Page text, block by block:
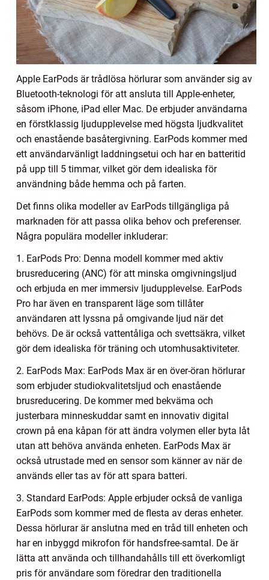
Apple EarPods är trådlösa hörlurar som använder sig av
Bluetooth-teknologi för att ansluta till Apple-enheter,
såsom iPhone, iPad eller Mac. De erbjuder användarna
en förstklassig ljudupplevelse med högsta ljudkvalitet
och enastående basåtergivning. EarPods kommer med
ett användarvänligt laddningsetui och har en batteritid
på upp till 5 timmar, vilket gör dem idealiska för
användning både hemma och på farten.
Det finns olika modeller av EarPods tillgängliga på
marknaden för att passa olika behov och preferenser.
Några populära modeller inkluderar:
1. EarPods Pro: Denna modell kommer med aktiv
brusreducering (ANC) för att minska omgivningsljud
och erbjuda en mer immersiv ljudupplevelse. EarPods
Pro har även en transparent läge som tillåter
användaren att lyssna på omgivande ljud när det
behövs. De är också vattentåliga och svettsäkra, vilket
gör dem idealiska för träning och utomhusaktiviteter.
2. EarPods Max: EarPods Max är en över-öran hörlurar
som erbjuder studiokvalitetsljud och enastående
brusreducering. De kommer med bekväma och
justerbara minneskuddar samt en innovativ digital
crown på ena kåpan för att ändra volymen eller byta låt
utan att behöva använda enheten. EarPods Max är
också utrustade med en sensor som känner av när de
används eller tas av för att spara batteri.
3. Standard EarPods: Apple erbjuder också de vanliga
EarPods som kommer med de flesta av deras enheter.
Dessa hörlurar är anslutna med en tråd till enheten och
har en inbyggd mikrofon för handsfree-samtal. De är
lätta att använda och tillhandahålls till ett överkomligt
pris för användare som föredrar den traditionella